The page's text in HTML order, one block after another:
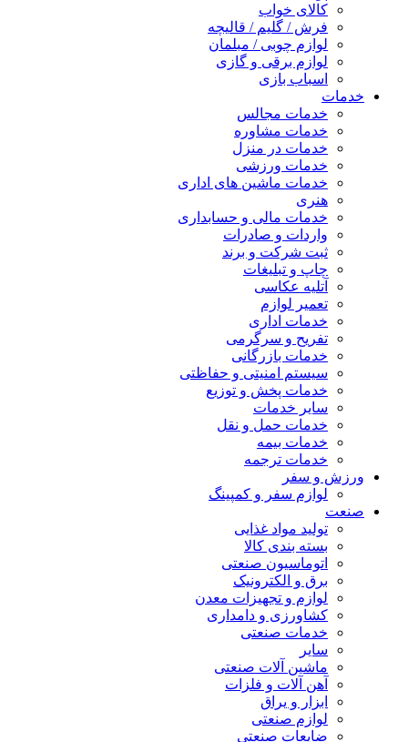
کالای خواب
فرش / گلیم / قالیچه
لوازم چوبی / مبلمان
لوازم برقی و گازی
اسباب بازی
خدمات
خدمات مجالس
خدمات مشاوره
خدمات در منزل
خدمات ورزشی
خدمات ماشین های اداری
هنری
خدمات مالی و حسابداری
واردات و صادرات
ثبت شرکت و برند
چاپ و تبلیغات
آتلیه عکاسی
تعمیر لوازم
خدمات اداری
تفریح و سرگرمی
خدمات بازرگانی
سیستم امنیتی و حفاظتی
خدمات پخش و توزیع
سایر خدمات
خدمات حمل و نقل
خدمات بیمه
خدمات ترجمه
ورزش و سفر
لوازم سفر و کمپینگ
صنعت
تولید مواد غذایی
بسته بندی کالا
اتوماسیون صنعتی
برق و الکترونیک
لوازم و تجهیزات معدن
کشاورزی و دامداری
خدمات صنعتی
سایر
ماشین آلات صنعتی
آهن آلات و فلزات
ابزار و یراق
لوازم صنعتی
ضایعات صنعتی